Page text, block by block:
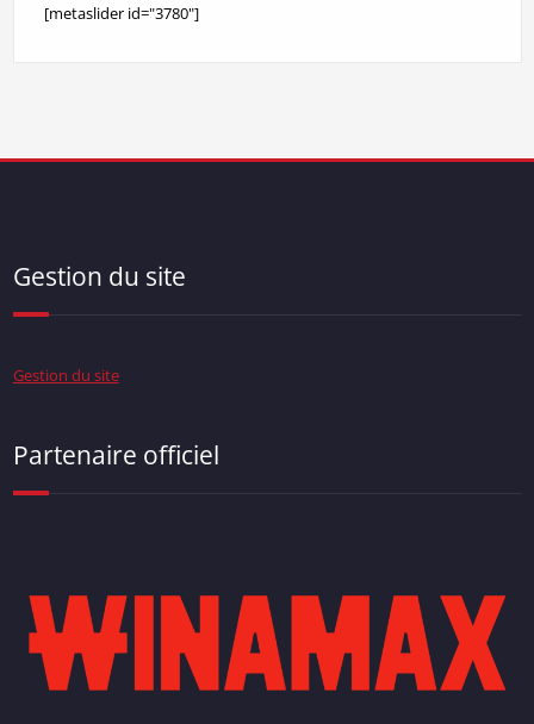
[metaslider id="3780"]
Gestion du site
Gestion du site
Partenaire officiel